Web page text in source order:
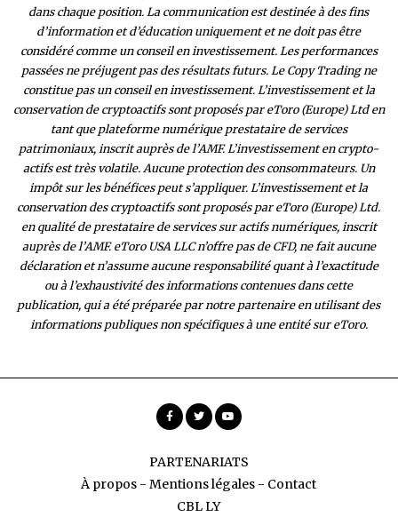
dans chaque position. La communication est destinée à des fins
d’information et d’éducation uniquement et ne doit pas être
considéré comme un conseil en investissement. Les performances
passées ne préjugent pas des résultats futurs. Le Copy Trading ne
constitue pas un conseil en investissement. L’investissement et la
conservation de cryptoactifs sont proposés par eToro (Europe) Ltd en
tant que plateforme numérique prestataire de services
patrimoniaux, inscrit auprès de l’AMF. L’investissement en crypto-
actifs est très volatile. Aucune protection des consommateurs. Un
impôt sur les bénéfices peut s’appliquer. L’investissement et la
conservation des cryptoactifs sont proposés par eToro (Europe) Ltd.
en qualité de prestataire de services sur actifs numériques, inscrit
auprès de l’AMF. eToro USA LLC n’offre pas de CFD, ne fait aucune
déclaration et n’assume aucune responsabilité quant à l’exactitude
ou à l’exhaustivité des informations contenues dans cette
publication, qui a été préparée par notre partenaire en utilisant des
informations publiques non spécifiques à une entité sur eToro.
PARTENARIATS
À propos -Mentions légales - Contact
CBL LY